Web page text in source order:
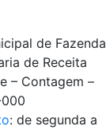
de Fazenda
de Receita
– Contagem –
: de segunda a